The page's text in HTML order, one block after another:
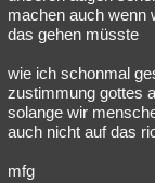
machen auch wenn
das gehen müsste
wie ich schonmal
zustimmung gottes
solange wir
auch nicht auf das
mfg